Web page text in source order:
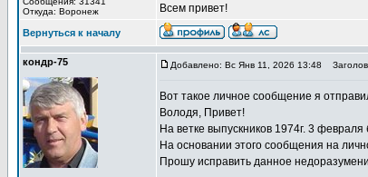
Откуда: Воронеж
Всем привет!
Вернуться к началу
кондр-75 Добавлено: Вс Янв 11, 2026 13:48
Вот такое личное сообщение я
Володя, Привет!
На ветке выпускников 1974г. 3
На основании этого сообщения на
Прошу исправить данное